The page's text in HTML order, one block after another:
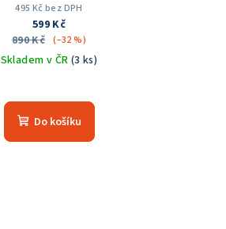
495 Kč bez DPH
599 Kč
890 Kč (–32 %)
Skladem v ČR (3 ks)
Do košíku